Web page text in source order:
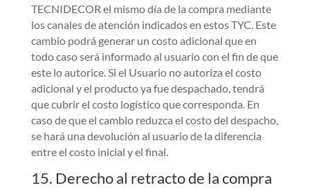
TECNIDECOR el mismo día de la compra mediante
los canales de atención indicados en estos TYC. Este
cambio podrá generar un costo adicional que en
todo caso será informado al usuario con el fin de que
este lo autorice. Si el Usuario no autoriza el costo
adicional y el producto ya fue despachado, tendrá
que cubrir el costo logístico que corresponda. En
caso de que el cambio reduzca el costo del despacho,
se hará una devolución al usuario de la diferencia
entre el costo inicial y el final.
15. Derecho al retracto de la compra